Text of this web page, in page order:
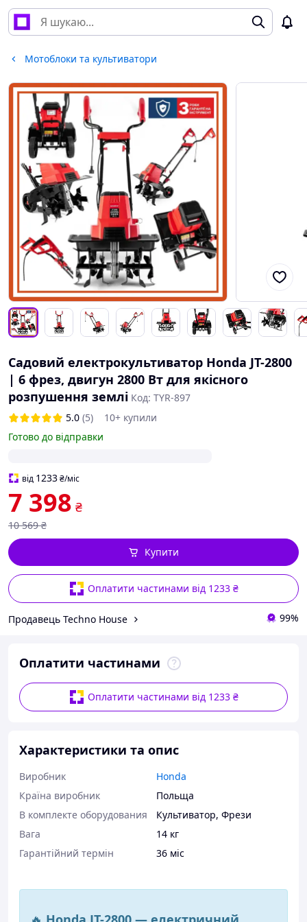
Мотоблоки та культиватори
Садовий електрокультиватор Honda JT-2800
| 6 фрез, двигун 2800 Вт для якісного
розпушення землі Код: TYR-897
5.0 (5)
10+ купили
Готово до відправки
від 1233₴/міс
7 398 ₴
10 569 ₴
Оплатити частинами від 1233 ₴
Купити
Продавець Techno House 99%
Оплатити частинами
Оплатити частинами від 1233 ₴
Характеристики та опис
Виробник
Honda
Країна виробник
Польща
В комплекте оборудования
Культиватор, Фрези
Вага
14 кг
Гарантійний термін
36 міс